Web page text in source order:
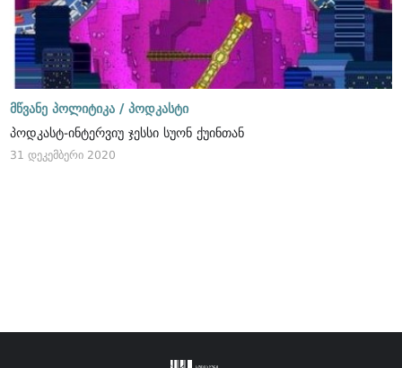
მწვანე პოლიტიკა / პოდკასტი
პოდკასტ-ინტერვიუ ჯესსი სუონ ქუინთან
31 დეკემბერი 2020